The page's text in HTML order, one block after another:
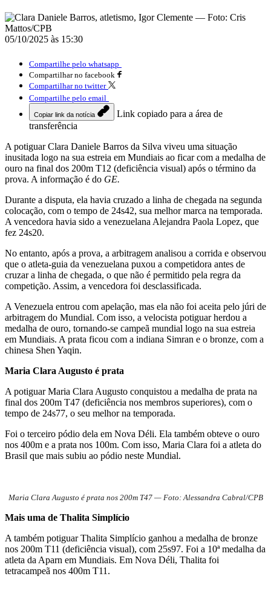
05/10/2025 às 15:30
Compartilhe pelo whatsapp
Compartilhar no facebook
Compartilhar no twitter
Compartilhe pelo email
Copiar link da notícia
Link copiado para a área de
transferência
A potiguar Clara Daniele Barros da Silva viveu uma situação
inusitada logo na sua estreia em Mundiais ao ficar com a medalha de
ouro na final dos 200m T12 (deficiência visual) após o término da
prova. A informação é do GE.
Durante a disputa, ela havia cruzado a linha de chegada na segunda
colocação, com o tempo de 24s42, sua melhor marca na temporada.
A vencedora havia sido a venezuelana Alejandra Paola Lopez, que
fez 24s20.
No entanto, após a prova, a arbitragem analisou a corrida e observou
que o atleta-guia da venezuelana puxou a competidora antes de
cruzar a linha de chegada, o que não é permitido pela regra da
competição. Assim, a vencedora foi desclassificada.
A Venezuela entrou com apelação, mas ela não foi aceita pelo júri de
arbitragem do Mundial. Com isso, a velocista potiguar herdou a
medalha de ouro, tornando-se campeã mundial logo na sua estreia
em Mundiais. A prata ficou com a indiana Simran e o bronze, com a
chinesa Shen Yaqin.
Maria Clara Augusto é prata
A potiguar Maria Clara Augusto conquistou a medalha de prata na
final dos 200m T47 (deficiência nos membros superiores), com o
tempo de 24s77, o seu melhor na temporada.
Foi o terceiro pódio dela em Nova Déli. Ela também obteve o ouro
nos 400m e a prata nos 100m. Com isso, Maria Clara foi a atleta do
Brasil que mais subiu ao pódio neste Mundial.
Maria Clara Augusto é prata nos 200m T47 — Foto: Alessandra Cabral/CPB
Mais uma de Thalita Simplício
A também potiguar Thalita Simplício ganhou a medalha de bronze
nos 200m T11 (deficiência visual), com 25s97. Foi a 10ª medalha da
atleta da Aparn em Mundiais. Em Nova Déli, Thalita foi
tetracampeã nos 400m T11.